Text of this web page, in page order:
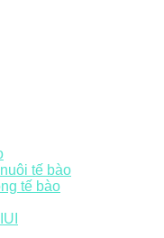
tế bào
tế bào